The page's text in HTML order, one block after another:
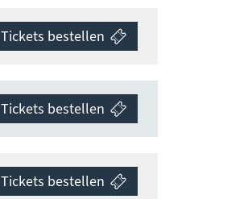
Tickets bestellen
Tickets bestellen
Tickets bestellen